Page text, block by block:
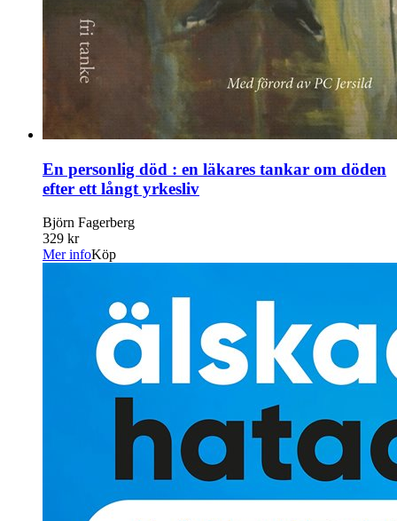
En personlig död : en läkares tankar om döden
efter ett långt yrkesliv
Björn Fagerberg
329 kr
Mer infoKöp